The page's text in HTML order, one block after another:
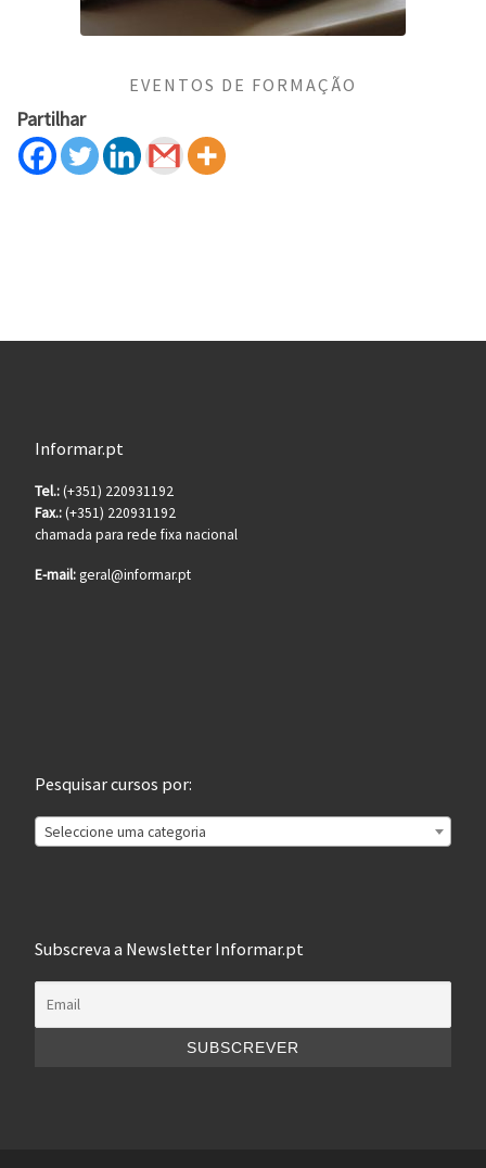
EVENTOS DE FORMAÇÃO
Partilhar
Informar.pt
Tel.:(+351) 220931192
Fax.:(+351) 220931192
chamada para rede fixa nacional
E-mail:geral@informar.pt
Pesquisar cursos por:
Seleccione uma categoria
Subscreva a Newsletter Informar.pt